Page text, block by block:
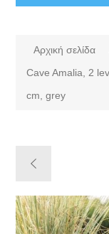
Αρχική σελίδα
Cave Amalia, 2
cm, grey